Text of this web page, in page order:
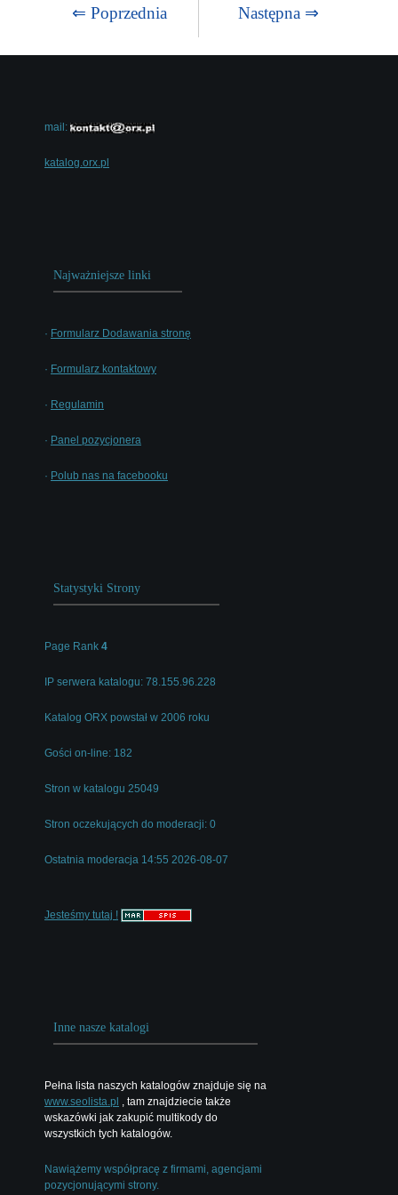
⇐ Poprzednia Następna ⇒
mail:
katalog.orx.pl
Najważniejsze linki
· Formularz Dodawania stronę
· Formularz kontaktowy
· Regulamin
· Panel pozycjonera
· Polub nas na facebooku
Statystyki Strony
Page Rank 4
IP serwera katalogu: 78.155.96.228
Katalog ORX powstał w 2006 roku
Gości on-line: 182
Stron w katalogu 25049
Stron oczekujących do moderacji: 0
Ostatnia moderacja 14:55 2026-08-07
Jesteśmy tutaj !
Inne nasze katalogi
Pełna lista naszych katalogów znajduje się na
www.seolista.pl , tam znajdziecie także
wskazówki jak zakupić multikody do
wszystkich tych katalogów.
Nawiążemy współpracę z firmami, agencjami
pozycjonującymi strony.